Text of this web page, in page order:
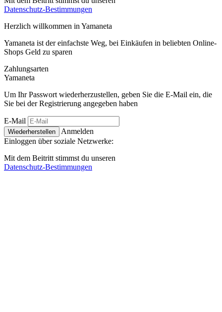
Datenschutz-Bestimmungen
Herzlich willkommen in Yamaneta
Yamaneta ist der einfachste Weg, bei Einkäufen in beliebten Online-
Shops Geld zu sparen
Zahlungsarten
Yamaneta
Um Ihr Passwort wiederherzustellen, geben Sie die E-Mail ein, die
Sie bei der Registrierung angegeben haben
E-Mail
Wiederherstellen
Anmelden
Einloggen über soziale Netzwerke:
Mit dem Beitritt stimmst du unseren
Datenschutz-Bestimmungen